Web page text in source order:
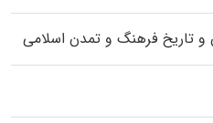
و تاریخ فرهنگ و تمدن اسلامی